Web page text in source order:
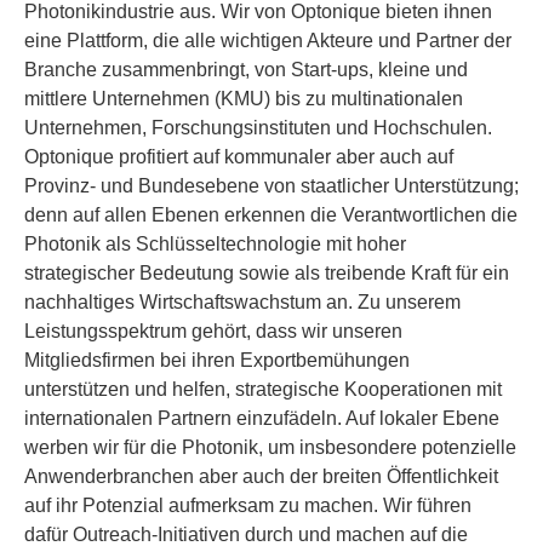
Photonikindustrie aus. Wir von Optonique bieten ihnen
eine Plattform, die alle wichtigen Akteure und Partner der
Branche zusammenbringt, von Start-ups, kleine und
mittlere Unternehmen (KMU) bis zu multinationalen
Unternehmen, Forschungsinstituten und Hochschulen.
Optonique profitiert auf kommunaler aber auch auf
Provinz- und Bundesebene von staatlicher Unterstützung;
denn auf allen Ebenen erkennen die Verantwortlichen die
Photonik als Schlüsseltechnologie mit hoher
strategischer Bedeutung sowie als treibende Kraft für ein
nachhaltiges Wirtschaftswachstum an. Zu unserem
Leistungsspektrum gehört, dass wir unseren
Mitgliedsfirmen bei ihren Exportbemühungen
unterstützen und helfen, strategische Kooperationen mit
internationalen Partnern einzufädeln. Auf lokaler Ebene
werben wir für die Photonik, um insbesondere potenzielle
Anwenderbranchen aber auch der breiten Öffentlichkeit
auf ihr Potenzial aufmerksam zu machen. Wir führen
dafür Outreach-Initiativen durch und machen auf die